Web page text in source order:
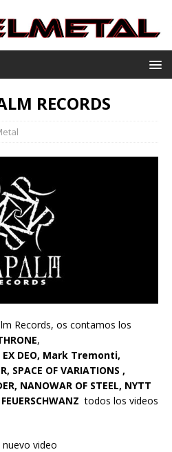
RECORDS
Records, os contamos los
,
EX DEO, Mark Tremonti,
SPACE OF VARIATIONS ,
NANOWAR OF STEEL, NYTT
todos los videos
video